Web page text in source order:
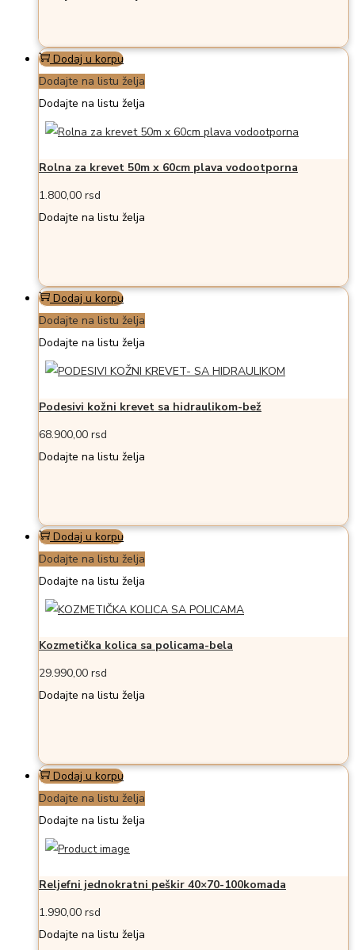
Dodaj u korpu
Dodajte na listu želja
Dodajte na listu želja
Rolna za krevet 50m x 60cm plava vodootporna
1.800,00 rsd
Dodajte na listu želja
Dodaj u korpu
Dodajte na listu želja
Dodajte na listu želja
Podesivi kožni krevet sa hidraulikom-bež
68.900,00 rsd
Dodajte na listu želja
Dodaj u korpu
Dodajte na listu želja
Dodajte na listu želja
Kozmetička kolica sa policama-bela
29.990,00 rsd
Dodajte na listu želja
Dodaj u korpu
Dodajte na listu želja
Dodajte na listu želja
Reljefni jednokratni peškir 40×70-100komada
1.990,00 rsd
Dodajte na listu želja